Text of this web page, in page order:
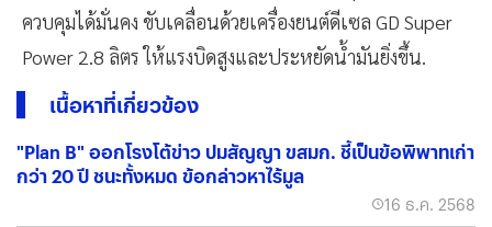
ควบคุมได้มั่นคง ขับเคลื่อนด้วยเครื่องยนต์ดีเซล GD Super
Power 2.8 ลิตร ให้แรงบิดสูงและประหยัดน้ำมันยิ่งขึ้น.
เนื้อหาที่เกี่ยวข้อง
"Plan B" ออกโรงโต้ข่าว ปมสัญญา ขสมก. ชี้เป็นข้อพิพาทเก่า
กว่า 20 ปี ชนะทั้งหมด ข้อกล่าวหาไร้มูล
16 ธ.ค. 2568